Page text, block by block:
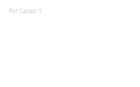
Por Carlos Y